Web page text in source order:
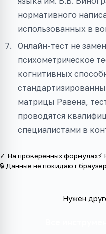
нормативного
использованных в
Онлайн-тест не
психометрическое
когнитивных
матрицы Равена,
проводятся
специалистами в
✓ На проверенных формулах
🔒 Данные не покидают браузер
Нужен